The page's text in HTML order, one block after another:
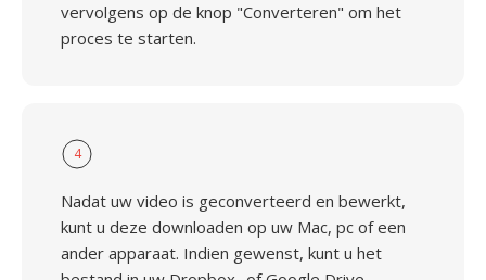
vervolgens op de knop "Converteren" om het
proces te starten.
4
Nadat uw video is geconverteerd en bewerkt,
kunt u deze downloaden op uw Mac, pc of een
ander apparaat. Indien gewenst, kunt u het